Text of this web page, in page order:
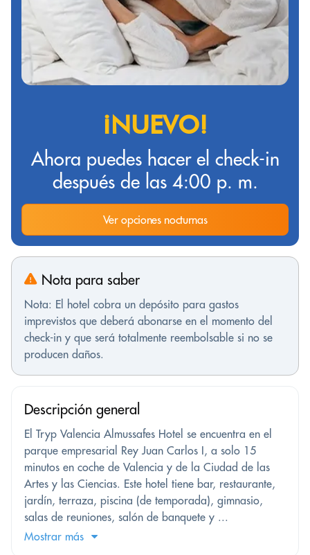
¡NUEVO!
Ahora puedes hacer el check-in
después de las 4:00 p. m.
Ver opciones nocturnas
Nota para saber
Nota: El hotel cobra un depósito para gastos
imprevistos que deberá abonarse en el momento del
check-in y que será totalmente reembolsable si no se
producen daños.
Descripción general
El Tryp Valencia Almussafes Hotel se encuentra en el
parque empresarial Rey Juan Carlos I, a solo 15
minutos en coche de Valencia y de la Ciudad de las
Artes y las Ciencias. Este hotel tiene bar, restaurante,
jardín, terraza, piscina (de temporada), gimnasio,
salas de reuniones, salón de banquete y ...
Mostrar más